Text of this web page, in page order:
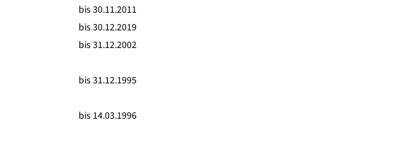
bis 30.11.2011
bis 30.12.2019
bis 31.12.2002
bis 31.12.1995
bis 14.03.1996